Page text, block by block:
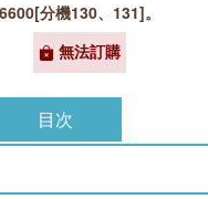
分機130、131]。
無法訂購
目次